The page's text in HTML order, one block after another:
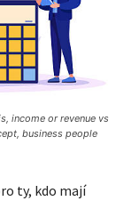
income or revenue vs
business people
ty, kdo mají